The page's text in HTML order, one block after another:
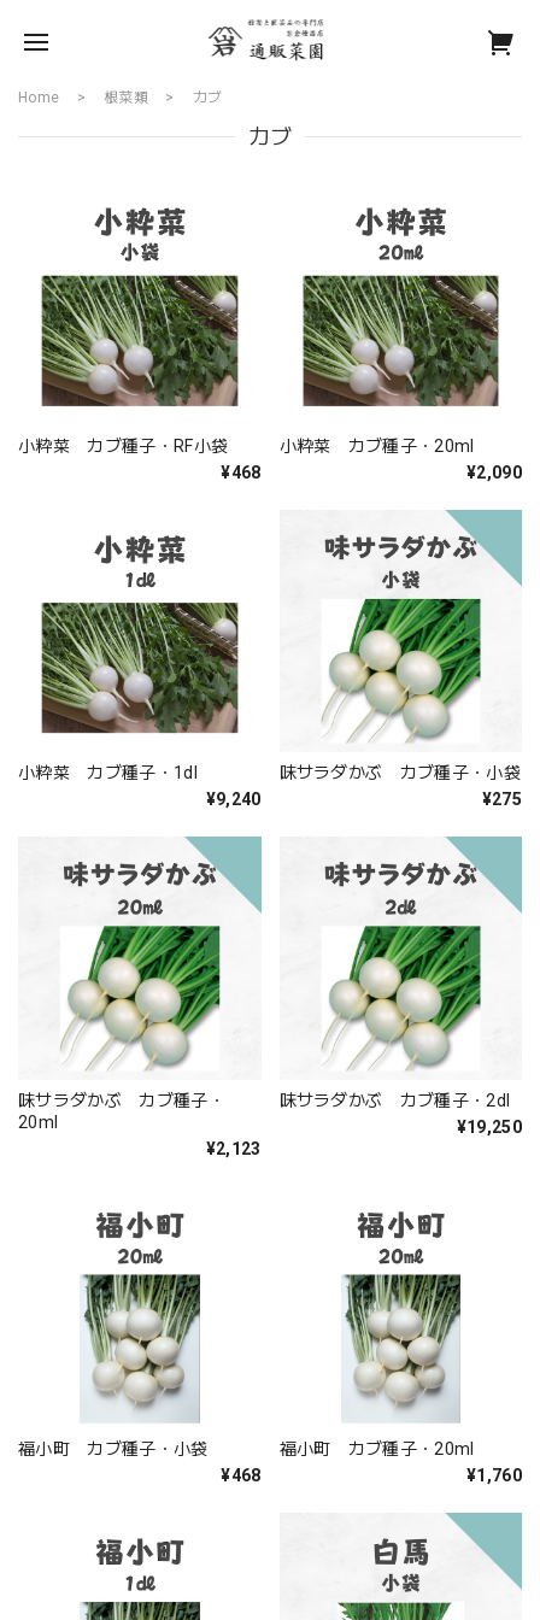
Home 根菜類 カブ
カブ
小粋菜 カブ種子・RF小袋
¥468
小粋菜 カブ種子・20ml
¥2,090
小粋菜 カブ種子・1dl
¥9,240
味サラダかぶ カブ種子・小袋
¥275
味サラダかぶ カブ種子・
20ml
¥2,123
味サラダかぶ カブ種子・2dl
¥19,250
福小町 カブ種子・小袋
¥468
福小町 カブ種子・20ml
¥1,760